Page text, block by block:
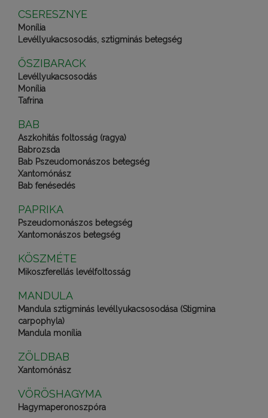
CSERESZNYE
Monília
Levéllyukacsosodás, sztigminás betegség
ŐSZIBARACK
Levéllyukacsosodás
Monília
Tafrina
BAB
Aszkohitás foltosság (ragya)
Babrozsda
Bab Pszeudomonászos betegség
Xantomónász
Bab fenésedés
PAPRIKA
Pszeudomonászos betegség
Xantomonászos betegség
KÖSZMÉTE
Mikoszferellás levélfoltosság
MANDULA
Mandula sztigminás levéllyukacsosodása (Stigmina
carpophyla)
Mandula monília
ZÖLDBAB
Xantomónász
VÖRÖSHAGYMA
Hagymaperonoszpóra